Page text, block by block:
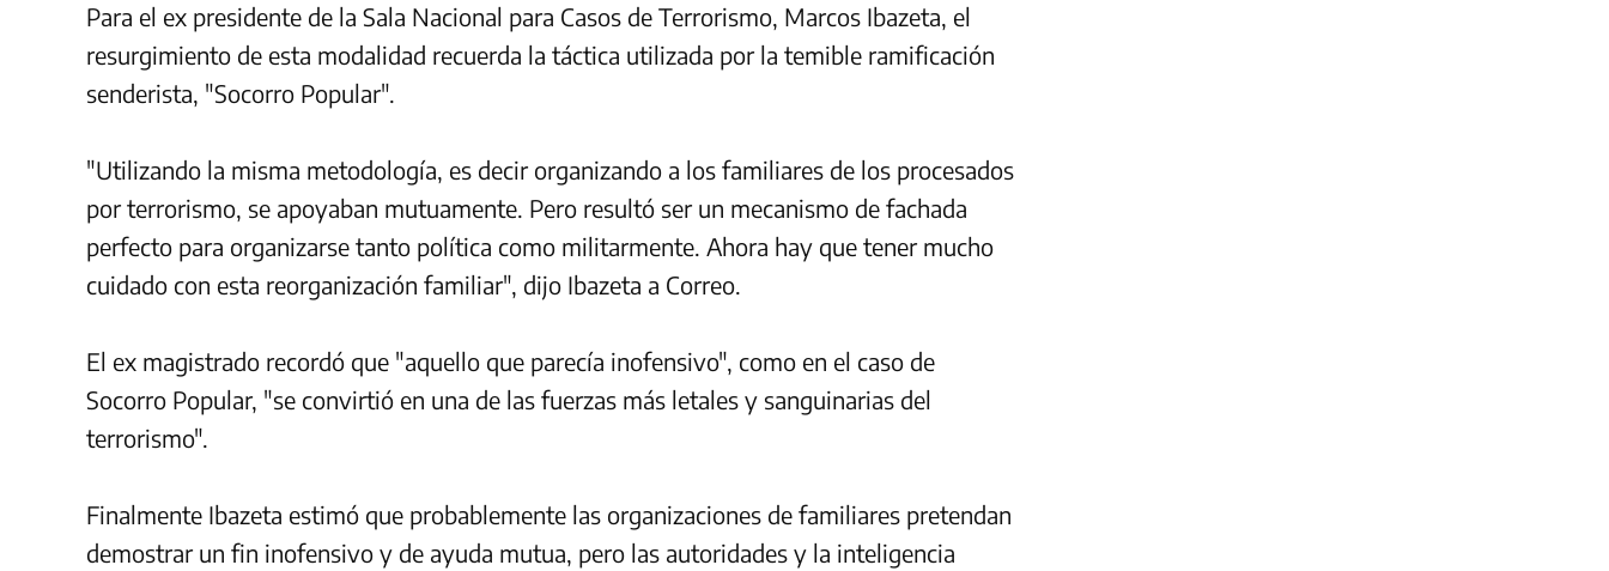
Para el ex presidente de la Sala Nacional para Casos de Terrorismo, Marcos Ibazeta, el
resurgimiento de esta modalidad recuerda la táctica utilizada por la temible ramificación
senderista, "Socorro Popular".
"Utilizando la misma metodología, es decir organizando a los familiares de los procesados
por terrorismo, se apoyaban mutuamente. Pero resultó ser un mecanismo de fachada
perfecto para organizarse tanto política como militarmente. Ahora hay que tener mucho
cuidado con esta reorganización familiar", dijo Ibazeta a Correo.
El ex magistrado recordó que "aquello que parecía inofensivo", como en el caso de
Socorro Popular, "se convirtió en una de las fuerzas más letales y sanguinarias del
terrorismo".
Finalmente Ibazeta estimó que probablemente las organizaciones de familiares pretendan
demostrar un fin inofensivo y de ayuda mutua, pero las autoridades y la inteligencia